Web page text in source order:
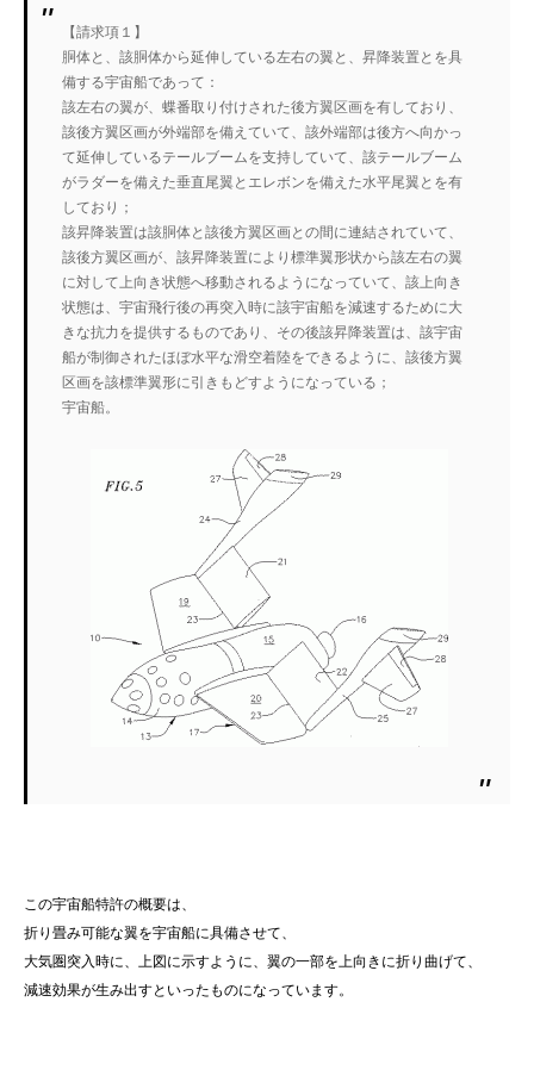
【請求項１】
胴体と、該胴体から延伸している左右の翼と、昇降装置とを具
備する宇宙船であって：
該左右の翼が、蝶番取り付けされた後方翼区画を有しており、
該後方翼区画が外端部を備えていて、該外端部は後方へ向かっ
て延伸しているテールブームを支持していて、該テールブーム
がラダーを備えた垂直尾翼とエレボンを備えた水平尾翼とを有
しており；
該昇降装置は該胴体と該後方翼区画との間に連結されていて、
該後方翼区画が、該昇降装置により標準翼形状から該左右の翼
に対して上向き状態へ移動されるようになっていて、該上向き
状態は、宇宙飛行後の再突入時に該宇宙船を減速するために大
きな抗力を提供するものであり、その後該昇降装置は、該宇宙
船が制御されたほぼ水平な滑空着陸をできるように、該後方翼
区画を該標準翼形に引きもどすようになっている；
宇宙船。
この宇宙船特許の概要は、
折り畳み可能な翼を宇宙船に具備させて、
大気圏突入時に、上図に示すように、翼の一部を上向きに折り曲げて、
減速効果が生み出すといったものになっています。